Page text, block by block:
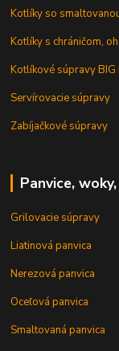
Kotlíky so
Kotlíky s chráničom,
Kotlíkové súpravy BIG
Servírovacie súpravy
Zabíjačkové súpravy
Panvice,
Grilovacie súpravy
Liatinová panvica
Nerezová panvica
Oceľová panvica
Smaltovaná panvica